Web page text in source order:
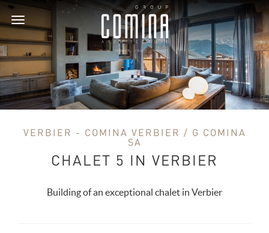
Toggle
navigation
VERBIER - COMINA VERBIER / G COMINA
SA
CHALET 5 IN VERBIER
Building of an exceptional chalet in Verbier